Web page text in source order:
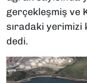
gerçekleşmiş ve
sıradaki
dedi.